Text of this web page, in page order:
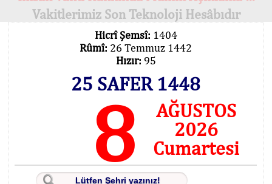
Vakitlerimiz Son Teknoloji Hesâbıdır
Hicrî Şemsî: 1404
Rûmî: 26 Temmuz 1442
Hızır: 95
25 SAFER 1448
8
AĞUSTOS
2026
Cumartesi